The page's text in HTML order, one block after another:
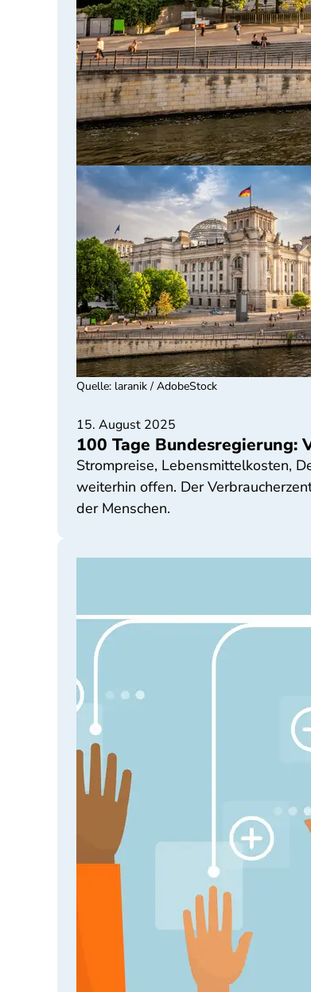
15. August 2025
100 Tage Bundesregierung:
Strompreise, Lebensmittelkosten,
weiterhin offen. Der
der Menschen.
Quelle: laranik / AdobeStock